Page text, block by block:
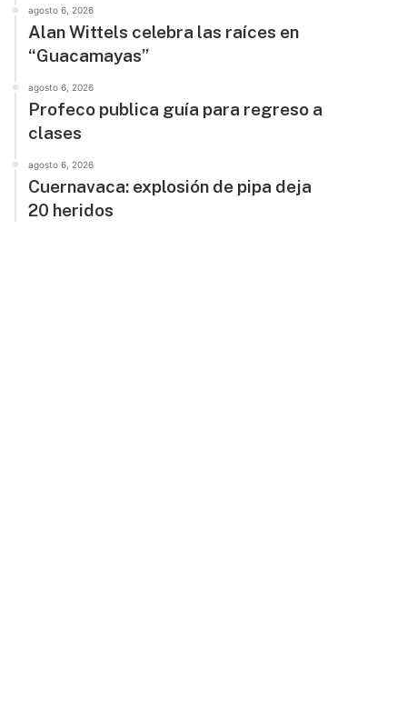
agosto 6, 2026
Alan Wittels celebra las raíces en
“Guacamayas”
agosto 6, 2026
Profeco publica guía para regreso a
clases
agosto 6, 2026
Cuernavaca: explosión de pipa deja
20 heridos